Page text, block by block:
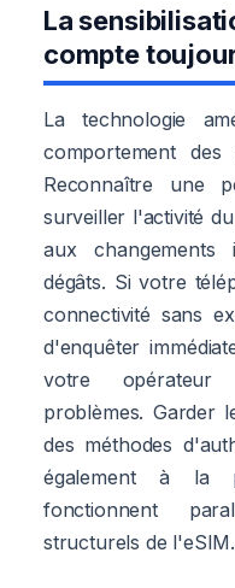
La
compte
La technologie
comportement des
Reconnaître une
surveiller l'activité
aux changements
dégâts. Si votre
connectivité sans
d'enquêter
votre
problèmes. Garder
des méthodes
également à la
fonctionnent
structurels de l'eSIM.